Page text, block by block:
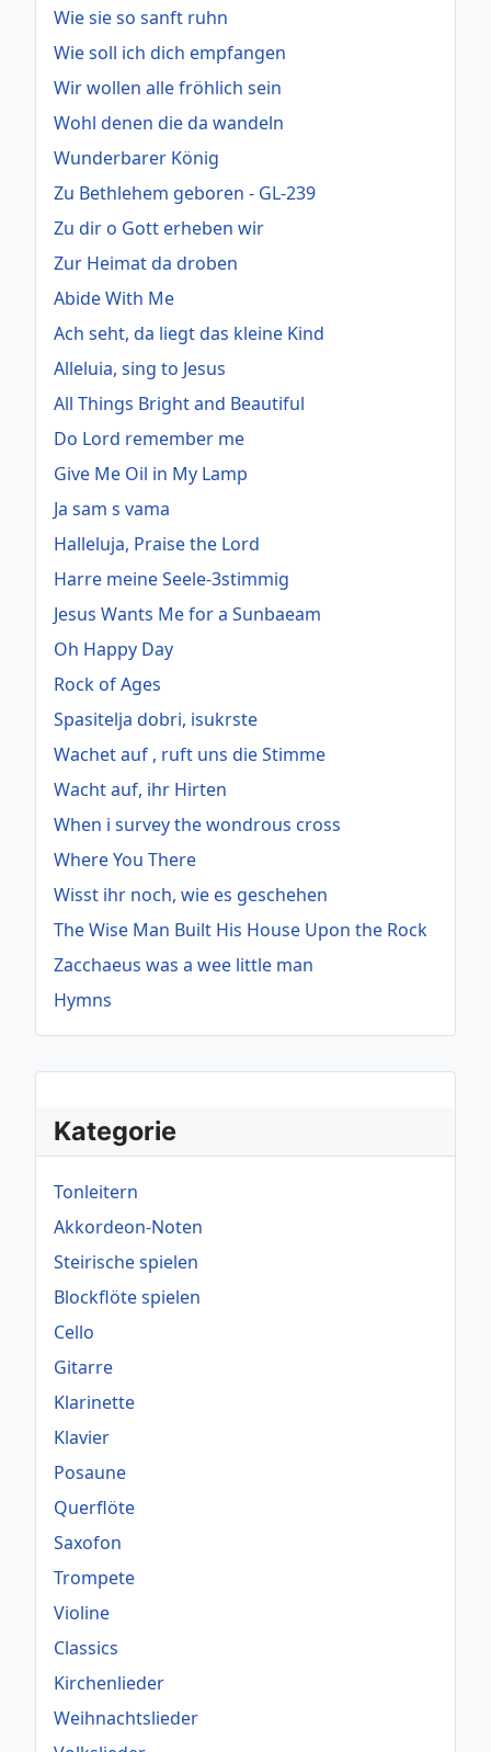
Kategorie
Tonleitern
Akkordeon-Noten
Steirische spielen
Blockflöte spielen
Cello
Gitarre
Klarinette
Klavier
Posaune
Querflöte
Saxofon
Trompete
Violine
Classics
Kirchenlieder
Weihnachtslieder
Wie sie so sanft ruhn
Wie soll ich dich empfangen
Wir wollen alle fröhlich sein
Wohl denen die da wandeln
Wunderbarer König
Zu Bethlehem geboren - GL-239
Zu dir o Gott erheben wir
Zur Heimat da droben
Abide With Me
Ach seht, da liegt das kleine Kind
Alleluia, sing to Jesus
All Things Bright and Beautiful
Do Lord remember me
Give Me Oil in My Lamp
Ja sam s vama
Halleluja, Praise the Lord
Harre meine Seele-3stimmig
Jesus Wants Me for a Sunbaeam
Oh Happy Day
Rock of Ages
Spasitelja dobri, isukrste
Wachet auf , ruft uns die Stimme
Wacht auf, ihr Hirten
When i survey the wondrous cross
Where You There
Wisst ihr noch, wie es geschehen
The Wise Man Built His House Upon the Rock
Zacchaeus was a wee little man
Hymns